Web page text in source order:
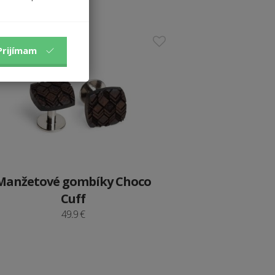
gombíky Choco
Cuff
49.9 €